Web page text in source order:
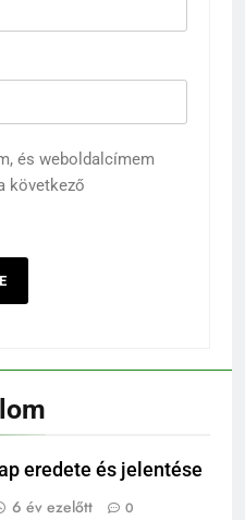
és weboldalcímem
következő
eredete és jelentése
6 év ezelőtt 0